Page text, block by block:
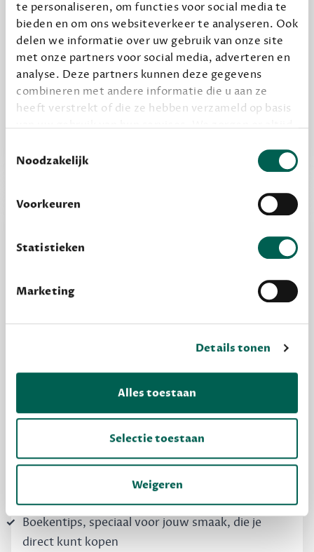
te personaliseren, om functies voor social media te
bieden en om ons websiteverkeer te analyseren. Ook
delen we informatie over uw gebruik van onze site
met onze partners voor social media, adverteren en
analyse. Deze partners kunnen deze gegevens
combineren met andere informatie die u aan ze
heeft verstrekt of die ze hebben verzameld op basis
grondslag gebeurt, en er niet onnodig data van je
wordt verwerkt. Gevoelige persoonsgegevens delen
Noodzakelijk
Voorkeuren
Statistieken
Marketing
Details tonen
Alles toestaan
Selectie toestaan
Weigeren
Alles van Dewey Free
Word een bovengemiddelde lezer met 6 boeken
per jaar
Dewey Free
Krijg boekentips, persoonlijk voor jou en je
vrienden. Krijg én geef betere cadeaus.
Schrijf nu gratis in
Boekentips, speciaal voor jouw smaak, die je
direct kunt kopen